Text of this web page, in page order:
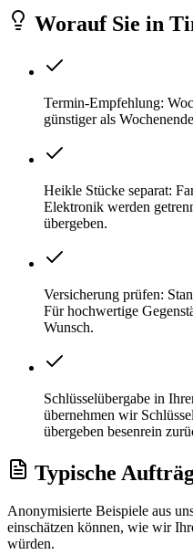
Worauf Sie in
Termin-Empfehlung:
günstiger als
Heikle Stücke separat:
Elektronik werden
übergeben.
Versicherung prüfen:
Für hochwertige
Wunsch.
Schlüsselübergabe in
übernehmen wir
übergeben besenrein
Typische
Anonymisierte Beispiele aus
einschätzen können, wie wir
würden.